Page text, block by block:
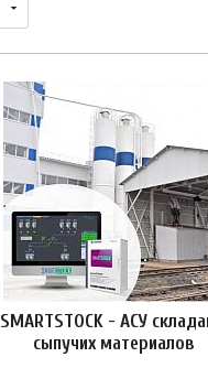
SMARTSTOCK - АСУ
сыпучих материалов